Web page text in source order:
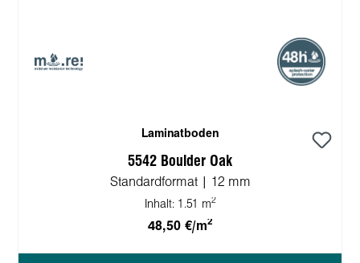
Laminatboden
5542 Boulder Oak
Standardformat | 12 mm
Inhalt: 1.51 m2
48,50 €/m2